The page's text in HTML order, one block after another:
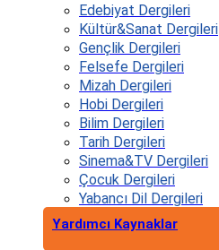
Edebiyat Dergileri
Kültür&Sanat Dergileri
Gençlik Dergileri
Felsefe Dergileri
Mizah Dergileri
Hobi Dergileri
Bilim Dergileri
Tarih Dergileri
Sinema&TV Dergileri
Çocuk Dergileri
Yabancı Dil Dergileri
Yardımcı Kaynaklar